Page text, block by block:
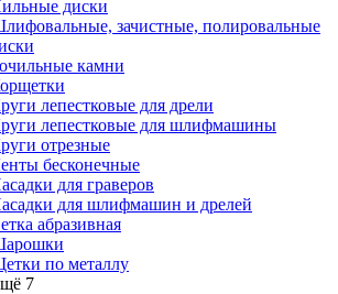
диски
зачистные, полировальные
камни
лепестковые для дрели
лепестковые для шлифмашины
отрезные
бесконечные
для граверов
для шлифмашин и дрелей
абразивная
по металлу
7